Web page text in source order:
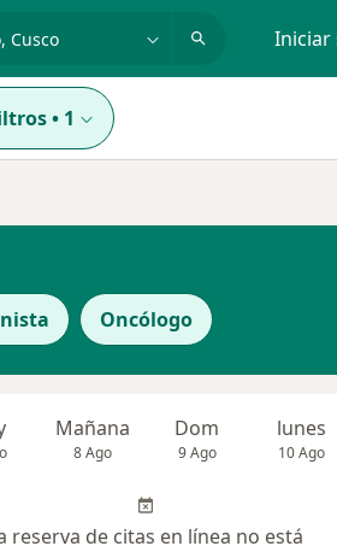
Iniciar
• 1
Oncólogo
Mañana
8 Ago
Dom
9 Ago
lunes
10 Ago
reserva de citas en línea no está